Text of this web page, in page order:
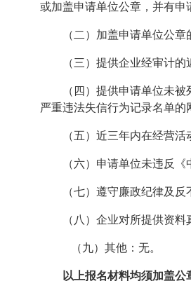
或加盖申请单位公章，并有申
（二）加盖申请单位公
（三）提供企业经审计
（四）提供申请单位未
严重违法失信行为记录名单的
（五）近三年内在经营
（六）申请单位未违反
（七）遵守廉政纪律及
（八）企业对所提供资
（九）其他：无。
以上报名材料均须加盖公